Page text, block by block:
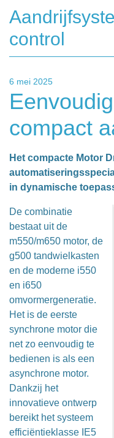
control
6 mei 2025
compact
Het compacte Motor
in dynamische
De combinatie
bestaat uit de
m550/m650 motor, de
g500 tandwielkasten
en de moderne i550
en i650
omvormergeneratie.
Het is de eerste
synchrone motor die
net zo eenvoudig te
bedienen is als een
asynchrone motor.
Dankzij het
innovatieve ontwerp
bereikt het systeem
efficiëntieklasse IE5